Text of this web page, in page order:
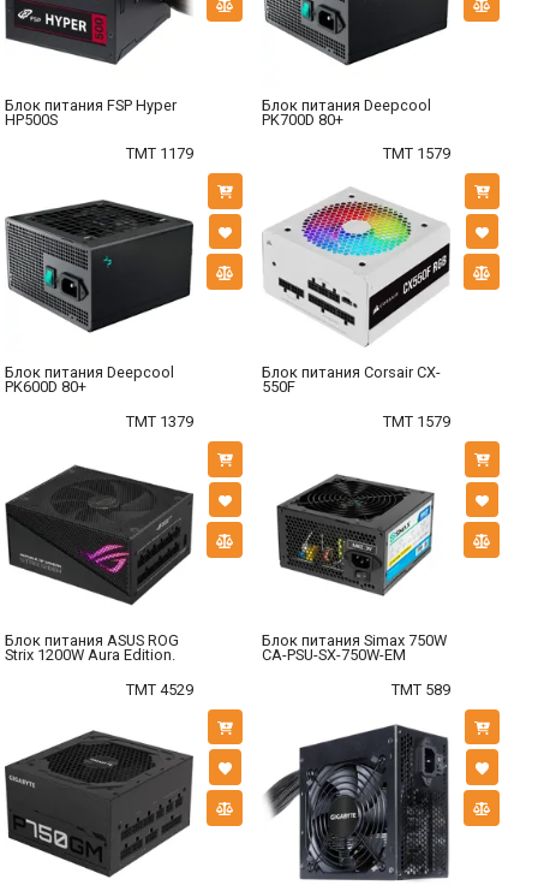
Блок питания FSP Hyper
HP500S
TMT 1179
Блок питания Deepcool
PK700D 80+
TMT 1579
Блок питания Deepcool
PK600D 80+
TMT 1379
Блок питания Corsair CX-
550F
TMT 1579
Блок питания ASUS ROG
Strix 1200W Aura Edition.
TMT 4529
Блок питания Simax 750W
CA-PSU-SX-750W-EM
TMT 589